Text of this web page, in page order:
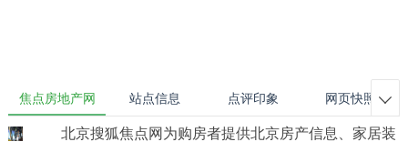
焦点房地产网 站点信息 点评印象 网页快照 
北京搜狐焦点网为购房者提供北京房产信息、家居装